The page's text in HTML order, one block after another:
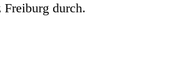
durch.